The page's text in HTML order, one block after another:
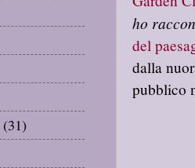
ho
del
dalla
pubblico
(31)